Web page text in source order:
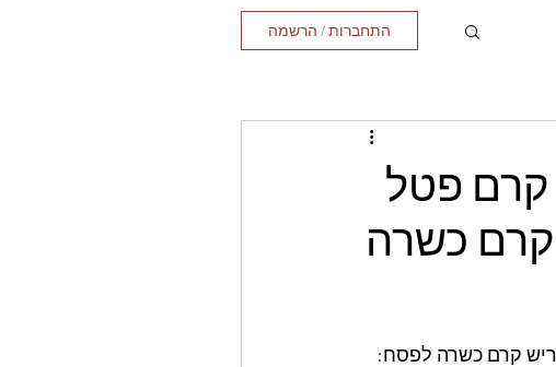
התחברות / הרשמה
קרם פטל
קרם כשרה
קרם כשרה לפסח: